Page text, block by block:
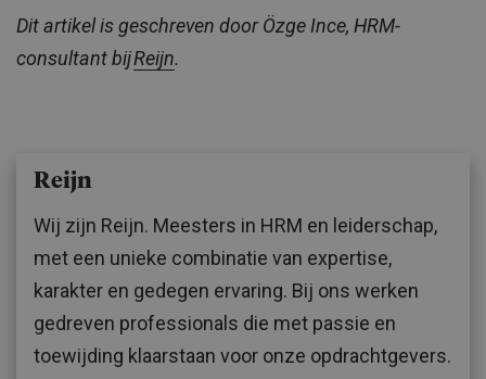
Dit artikel is geschreven door Özge Ince, HRM-
consultant bijReijn.
Reijn
Wij zijn Reijn. Meesters in HRM en leiderschap,
met een unieke combinatie van expertise,
karakter en gedegen ervaring. Bij ons werken
gedreven professionals die met passie en
toewijding klaarstaan voor onze opdrachtgevers.